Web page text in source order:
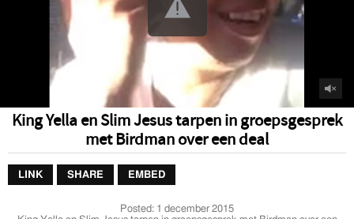
King Yella en Slim Jesus tarpen in groepsgesprek
met Birdman over een deal
LINK SHARE EMBED
Posted: 1 december 2015